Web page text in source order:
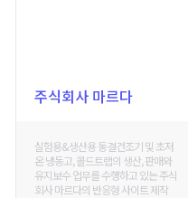
주식회사 마르다
실험용&생산용 동결건조기 및 초저
온 냉동고, 콜드트랩의 생산, 판매와
유지보수 업무를 수행하고 있는 주식
회사 마르다의 반응형 사이트 제작